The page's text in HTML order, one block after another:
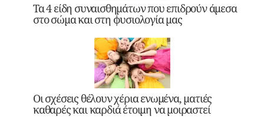
Τα 4 είδη συναισθημάτων που επιδρούν άμεσα
στο σώμα και στη φυσιολογία μας
Οι σχέσεις θέλουν χέρια ενωμένα, ματιές
καθαρές και καρδιά έτοιμη να μοιραστεί